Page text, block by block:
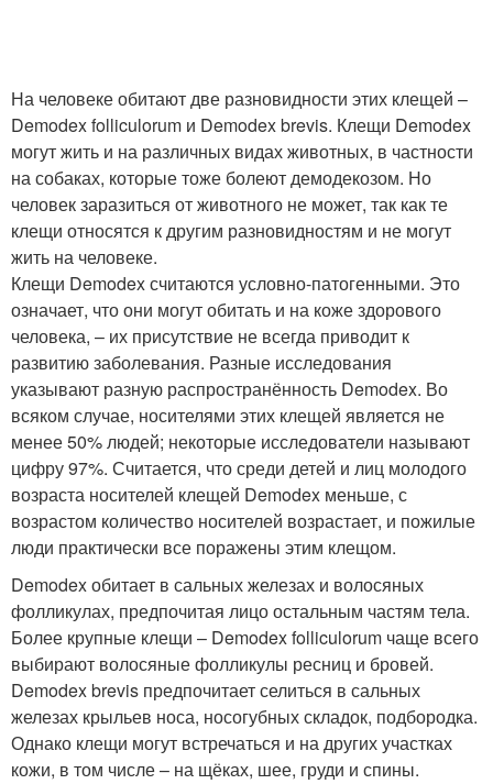
На человеке обитают две разновидности этих клещей –
Demodex folliculorum и Demodex brevis. Клещи Demodex
могут жить и на различных видах животных, в частности
на собаках, которые тоже болеют демодекозом. Но
человек заразиться от животного не может, так как те
клещи относятся к другим разновидностям и не могут
жить на человеке.
Клещи Demodex считаются условно-патогенными. Это
означает, что они могут обитать и на коже здорового
человека, – их присутствие не всегда приводит к
развитию заболевания. Разные исследования
указывают разную распространённость Demodex. Во
всяком случае, носителями этих клещей является не
менее 50% людей; некоторые исследователи называют
цифру 97%. Считается, что среди детей и лиц молодого
возраста носителей клещей Demodex меньше, с
возрастом количество носителей возрастает, и пожилые
люди практически все поражены этим клещом.
Demodex обитает в сальных железах и волосяных
фолликулах, предпочитая лицо остальным частям тела.
Более крупные клещи – Demodex folliculorum чаще всего
выбирают волосяные фолликулы ресниц и бровей.
Demodex brevis предпочитает селиться в сальных
железах крыльев носа, носогубных складок, подбородка.
Однако клещи могут встречаться и на других участках
кожи, в том числе – на щёках, шее, груди и спины.